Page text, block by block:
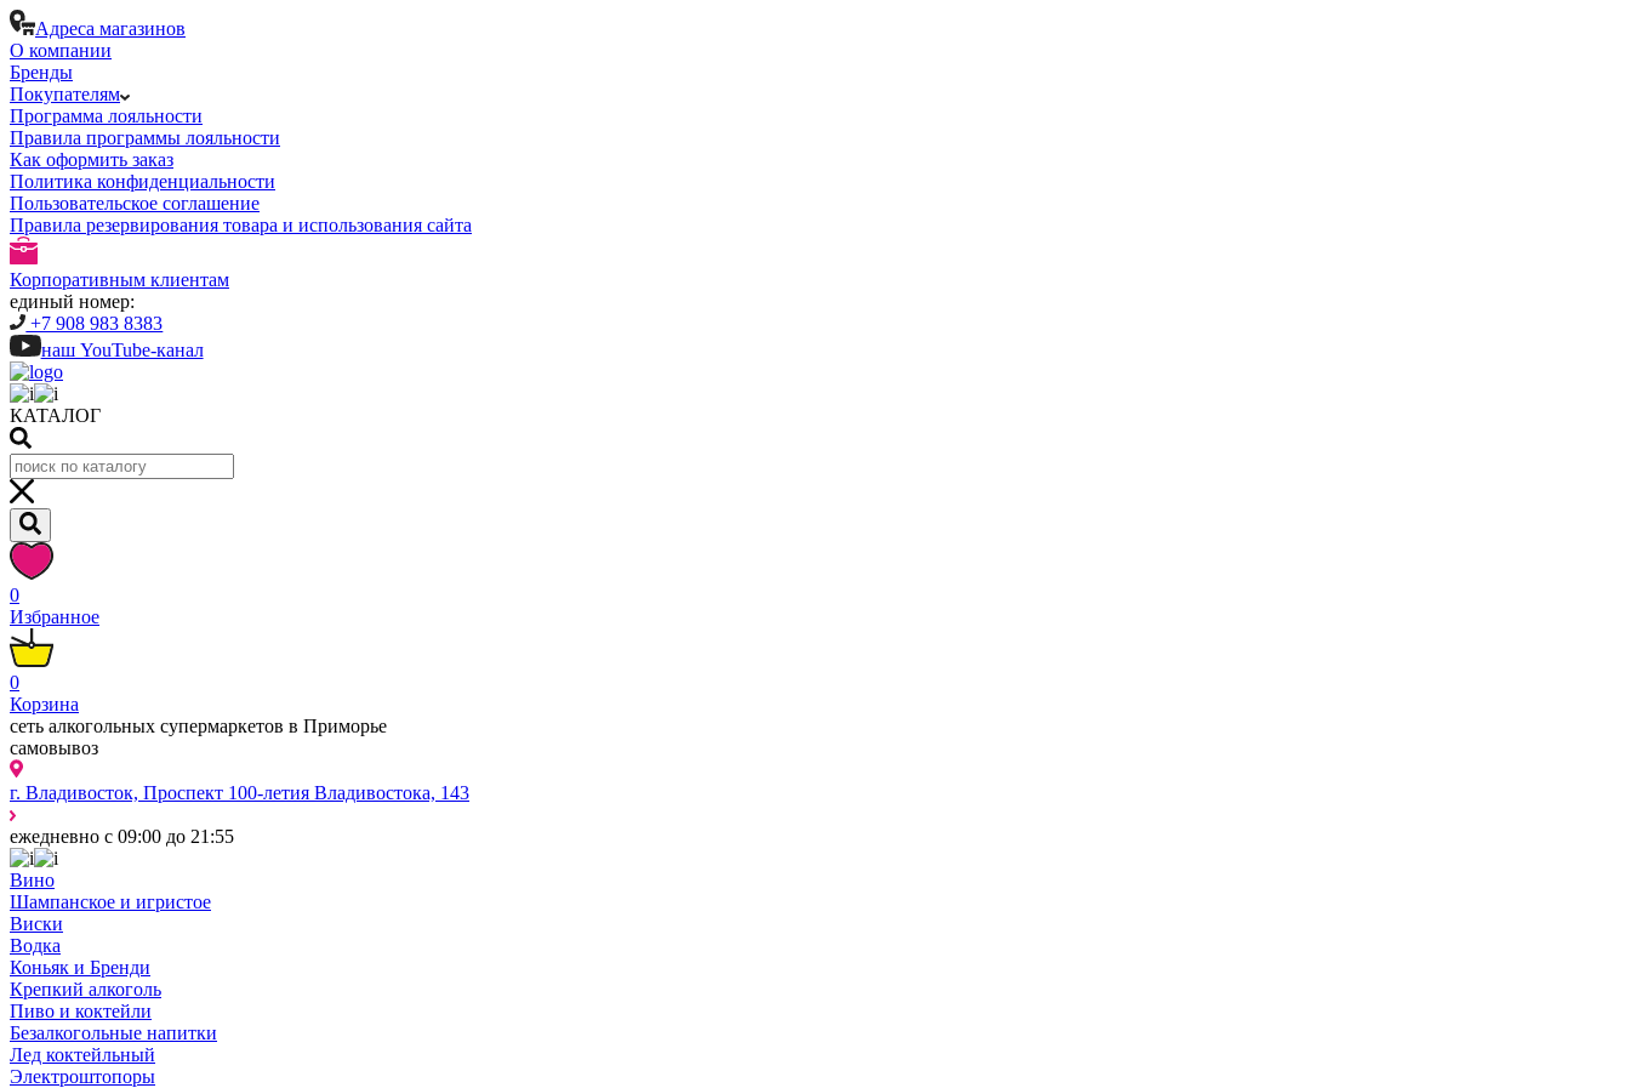
Адреса магазинов
О компании
Бренды
Покупателям
Программа лояльности
Правила программы лояльности
Как оформить заказ
Политика конфиденциальности
Пользовательское соглашение
Правила резервирования товара и использования сайта
Корпоративным клиентам
единый номер:
+7 908 983 8383
наш YouTube-канал
КАТАЛОГ
0
Избранное
0
Корзина
сеть алкогольных супермаркетов в Приморье
самовывоз
г. Владивосток, Проспект 100-летия Владивостока, 143
ежедневно с 09:00 до 21:55
Вино
Шампанское и игристое
Виски
Водка
Коньяк и Бренди
Крепкий алкоголь
Пиво и коктейли
Безалкогольные напитки
Лед коктейльный
Электроштопоры